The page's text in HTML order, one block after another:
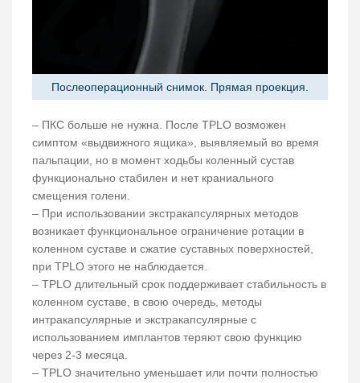
Послеоперационный снимок. Прямая проекция.
– ПКС больше не нужна. После TPLO возможен
симптом «выдвижного ящика», выявляемый во время
пальпации, но в момент ходьбы коленный сустав
функционально стабилен и нет краниального
смещения голени.
– При использовании экстракапсулярных методов
возникает функциональное ограничение ротации в
коленном суставе и сжатие суставных поверхностей,
при TPLO этого не наблюдается.
– TPLO длительный срок поддерживает стабильность в
коленном суставе, в свою очередь, методы
интракапсулярные и экстракапсулярные с
использованием имплантов теряют свою функцию
через 2-3 месяца.
– TPLO значительно уменьшает или почти полностью